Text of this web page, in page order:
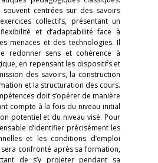
souvent centrées sur des savoirs
collectifs, présentant un
et d’adaptabilité face à
menaces et des technologies. Il
redonner sens et cohérence à
en repensant les dispositifs et
des savoirs, la construction
et la structuration des cours.
doit s’opérer de manière
compte à la fois du niveau initial
potentiel et du niveau visé. Pour
d’identifier précisément les
et les conditions d’emploi
confronté après sa formation,
de s’y projeter pendant sa